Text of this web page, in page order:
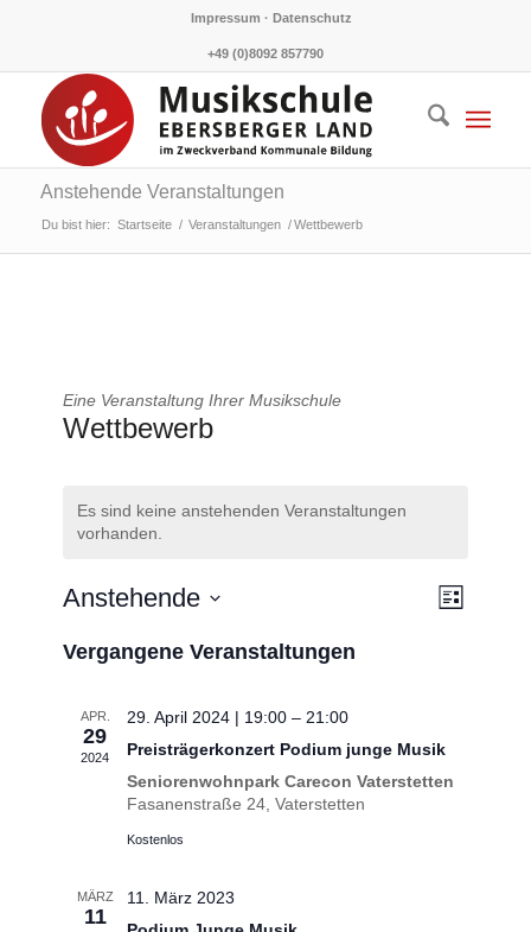
Impressum · Datenschutz
+49 (0)8092 857790
Anstehende Veranstaltungen
Du bist hier: Startseite / Veranstaltungen / Wettbewerb
Eine Veranstaltung Ihrer Musikschule
Wettbewerb
Es sind keine anstehenden Veranstaltungen
vorhanden.
Ansichten-
Liste
Anstehende
wählen.
Vergangene Veranstaltungen
APR.
29
2024
29. April 2024 | 19:00 – 21:00
Preisträgerkonzert Podium junge Musik
Seniorenwohnpark Carecon Vaterstetten
Fasanenstraße 24, Vaterstetten
Kostenlos
MÄRZ
11
11. März 2023